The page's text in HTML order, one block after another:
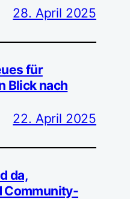
28. April 2025
für
Blick nach
22. April 2025
da,
Community-